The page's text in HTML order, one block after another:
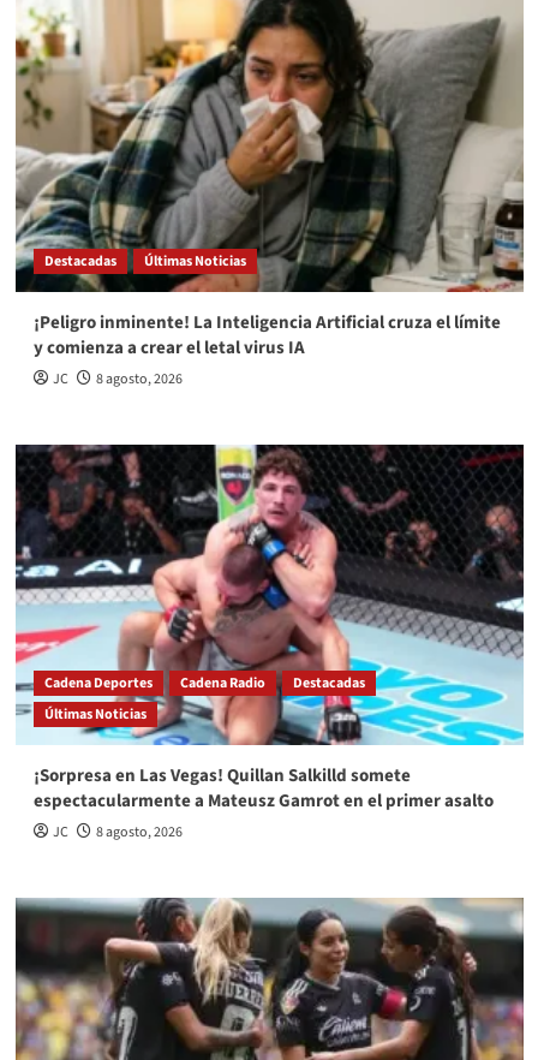
Destacadas Últimas Noticias
¡Peligro inminente! La Inteligencia Artificial cruza el límite
y comienza a crear el letal virus IA
JC 8 agosto, 2026
Cadena Deportes Cadena Radio
Destacadas
Últimas Noticias
¡Sorpresa en Las Vegas! Quillan Salkilld somete
espectacularmente a Mateusz Gamrot en el primer asalto
JC 8 agosto, 2026